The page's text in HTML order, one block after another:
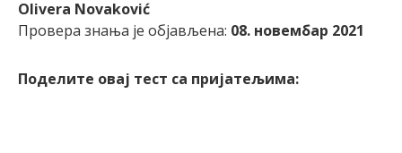
Olivera Novaković
Провера знања је објављена: 08. новембар 2021
Поделите овај тест са пријатељима: